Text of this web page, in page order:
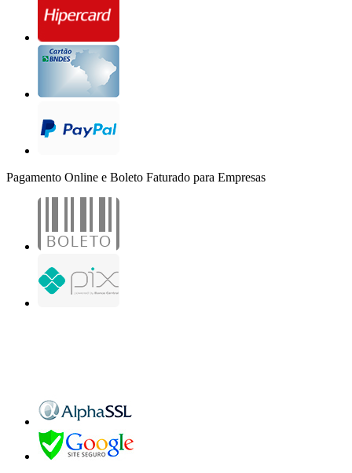
Pagamento Online e Boleto Faturado para Empresas